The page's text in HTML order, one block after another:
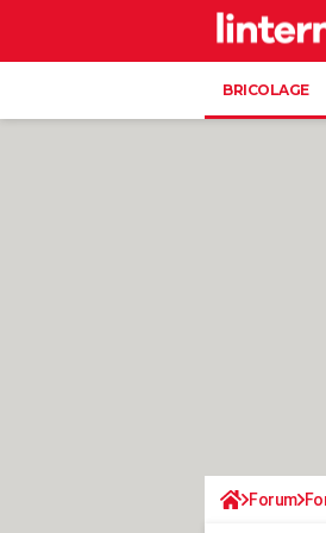
BRICOLAGE
Forum